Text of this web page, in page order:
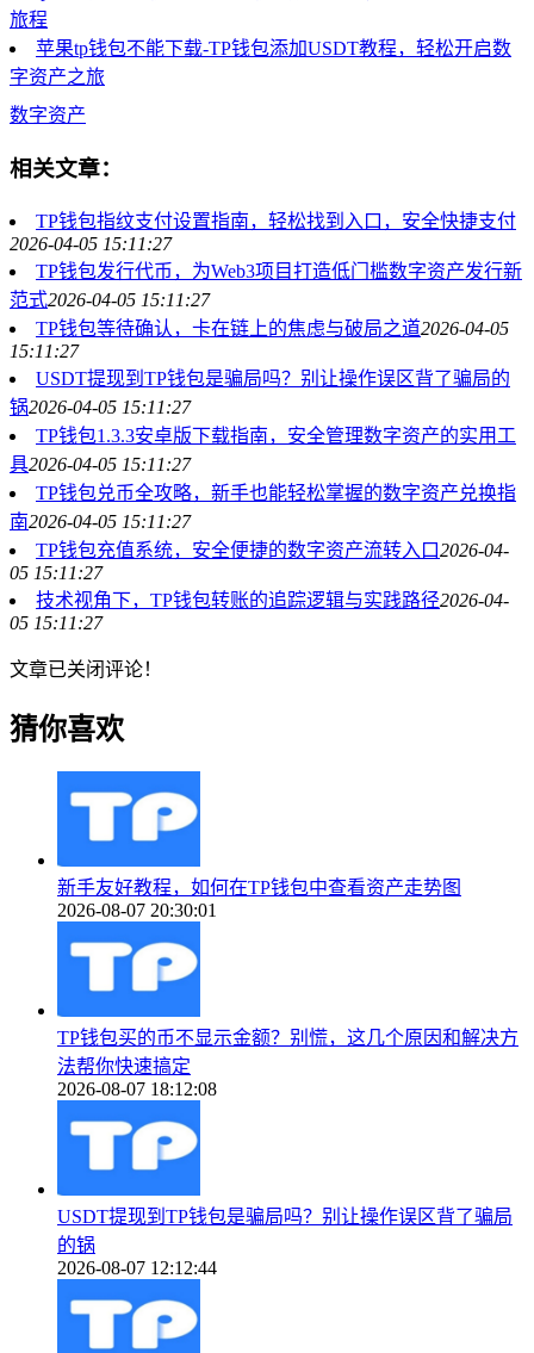
旅程
苹果tp钱包不能下载-TP钱包添加USDT教程，轻松开启数
字资产之旅
数字资产
相关文章：
TP钱包指纹支付设置指南，轻松找到入口，安全快捷支付
2026-04-05 15:11:27
TP钱包发行代币，为Web3项目打造低门槛数字资产发行新
范式2026-04-05 15:11:27
TP钱包等待确认，卡在链上的焦虑与破局之道2026-04-05
15:11:27
USDT提现到TP钱包是骗局吗？别让操作误区背了骗局的
锅2026-04-05 15:11:27
TP钱包1.3.3安卓版下载指南，安全管理数字资产的实用工
具2026-04-05 15:11:27
TP钱包兑币全攻略，新手也能轻松掌握的数字资产兑换指
南2026-04-05 15:11:27
TP钱包充值系统，安全便捷的数字资产流转入口2026-04-
05 15:11:27
技术视角下，TP钱包转账的追踪逻辑与实践路径2026-04-
05 15:11:27
文章已关闭评论！
猜你喜欢
新手友好教程，如何在TP钱包中查看资产走势图
2026-08-07 20:30:01
TP钱包买的币不显示金额？别慌，这几个原因和解决方
法帮你快速搞定
2026-08-07 18:12:08
USDT提现到TP钱包是骗局吗？别让操作误区背了骗局
的锅
2026-08-07 12:12:44